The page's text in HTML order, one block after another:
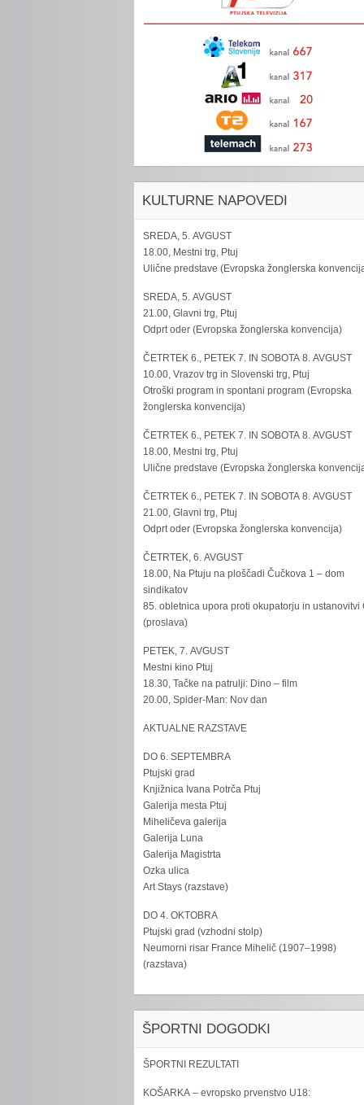
KULTURNE NAPOVEDI
SREDA, 5. AVGUST
18.00, Mestni trg, Ptuj
Ulične predstave (Evropska žonglerska
SREDA, 5. AVGUST
21.00, Glavni trg, Ptuj
Odprt oder (Evropska žonglerska konvencija)
ČETRTEK 6., PETEK 7. IN SOBOTA 8. AVGUST
10.00, Vrazov trg in Slovenski trg, Ptuj
Otroški program in spontani program (Evropska
žonglerska konvencija)
ČETRTEK 6., PETEK 7. IN SOBOTA 8. AVGUST
18.00, Mestni trg, Ptuj
Ulične predstave (Evropska žonglerska
ČETRTEK 6., PETEK 7. IN SOBOTA 8. AVGUST
21.00, Glavni trg, Ptuj
Odprt oder (Evropska žonglerska konvencija)
ČETRTEK, 6. AVGUST
18.00, Na Ptuju na ploščadi Čučkova 1 – dom
sindikatov
85. obletnica upora proti okupatorju in ustanovitvi
(proslava)
PETEK, 7. AVGUST
Mestni kino Ptuj
18.30, Tačke na patrulji: Dino – film
20.00, Spider-Man: Nov dan
AKTUALNE RAZSTAVE
DO 6. SEPTEMBRA
Ptujski grad
Knjižnica Ivana Potrča Ptuj
Galerija mesta Ptuj
Miheličeva galerija
Galerija Luna
Galerija Magistrta
Ozka ulica
Art Stays (razstave)
DO 4. OKTOBRA
Ptujski grad (vzhodni stolp)
Neumorni risar France Mihelič (1907–1998)
(razstava)
ŠPORTNI DOGODKI
ŠPORTNI REZULTATI
KOŠARKA – evropsko prvenstvo U18: